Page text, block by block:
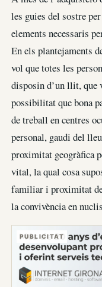
les guies del sostre
elements necessaris
En els plantejaments
vol que totes les
disposin d’un llit,
possibilitat que bona
de treball en centres
personal, gaudi del
proximitat geogràfica
vital, la qual cosa
familiar i proximitat
la convivència en
PUBLICITAT